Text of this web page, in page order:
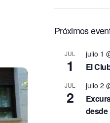
Próximos
JUL
1
julio 1
El
JUL
2
julio 2